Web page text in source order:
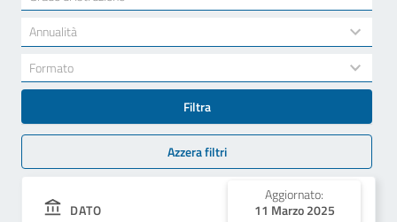
results
available
Annualità
34
results
available
Formato
results
available
Filtra
Azzera filtri
DATO
Aggiornato:
11 Marzo 2025